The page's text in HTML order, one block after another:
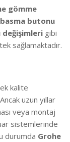
gömme
basma butonu
değişimleri gibi
sağlamaktadır.
kalite
uzun yıllar
veya montaj
sistemlerinde
durumda Grohe